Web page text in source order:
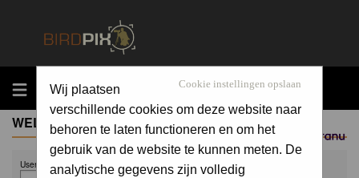
MENU
Sponsored by
Cookie instellingen opslaan
Wij plaatsen
verschillende cookies om deze website naar
behoren te laten functioneren en om het
gebruik van de website te kunnen meten. De
analytische gegevens zijn volledig
WELCOME GUEST
Username: